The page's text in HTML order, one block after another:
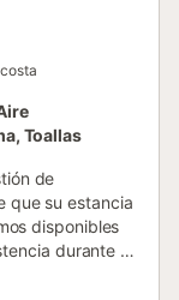
Toallas
de
que su estancia
disponibles
durante su